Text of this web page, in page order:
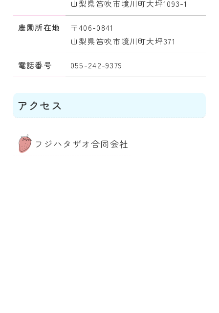
山梨県笛吹市境川町大坪1093-1
農園所在地
〒406-0841
山梨県笛吹市境川町大坪371
電話番号 055-242-9379
アクセス
フジハタザオ合同会社